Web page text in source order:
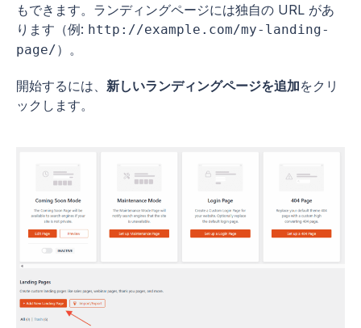
もできます。ランディングページには独自の URL があ
ります（例: http://example.com/my-landing-
page/）。
開始するには、 新しいランディングページを追加をクリ
ックします。